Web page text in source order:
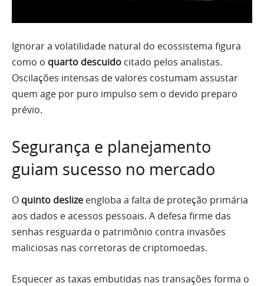
Ignorar a volatilidade natural do ecossistema figura
como o quarto descuido citado pelos analistas.
Oscilações intensas de valores costumam assustar
quem age por puro impulso sem o devido preparo
prévio.
Segurança e planejamento
guiam sucesso no mercado
O quinto deslize engloba a falta de proteção primária
aos dados e acessos pessoais. A defesa firme das
senhas resguarda o patrimônio contra invasões
maliciosas nas corretoras de criptomoedas.
Esquecer as taxas embutidas nas transações forma o